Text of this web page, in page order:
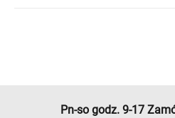
Pn-so godz. 9-17